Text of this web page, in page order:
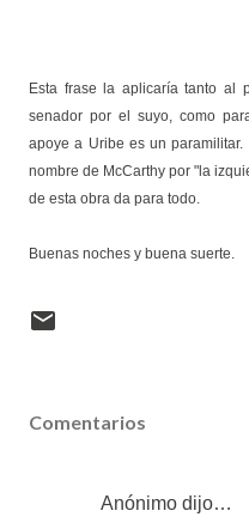
Esta frase la aplicaría tanto al
senador por el suyo, como
apoye a Uribe es un paramilitar.
nombre de McCarthy por "la
de esta obra da para todo.
Buenas noches y buena suerte.
Comentarios
Anónimo dijo…